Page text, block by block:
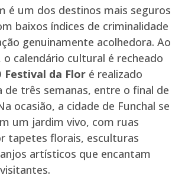
é um dos destinos mais seguros
baixos índices de criminalidade
genuinamente acolhedora. Ao
o calendário cultural é recheado
Festival da Flor é realizado
de três semanas, entre o final de
ocasião, a cidade de Funchal se
um jardim vivo, com ruas
tapetes florais, esculturas
artísticos que encantam